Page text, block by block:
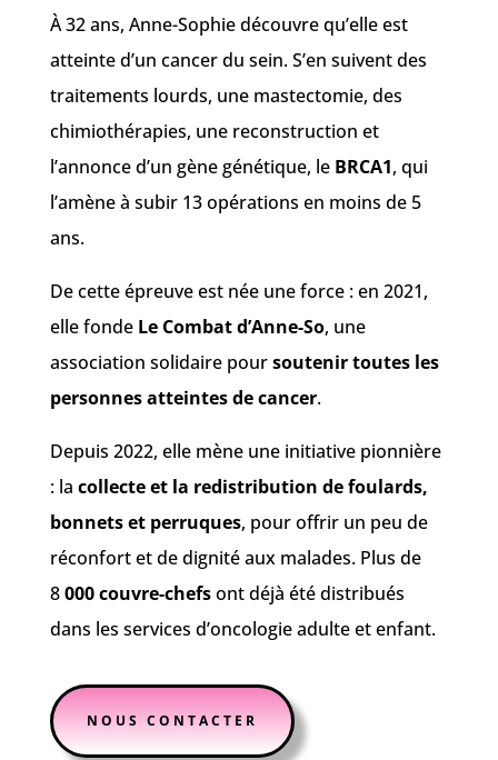
À 32 ans, Anne-Sophie découvre qu’elle est
atteinte d’un cancer du sein. S’en suivent des
traitements lourds, une mastectomie, des
chimiothérapies, une reconstruction et
l’annonce d’un gène génétique, le BRCA1, qui
l’amène à subir 13 opérations en moins de 5
ans.
De cette épreuve est née une force : en 2021,
elle fonde Le Combat d’Anne-So, une
association solidaire poursoutenir toutes les
personnes atteintes de cancer.
Depuis 2022, elle mène une initiative pionnière
: la collecte et la redistribution de foulards,
bonnets et perruques, pour offrir un peu de
réconfort et de dignité aux malades. Plus de
8000 couvre-chefsont déjà été distribués
dans les services d’oncologie adulte et enfant.
NOUS CONTACTER